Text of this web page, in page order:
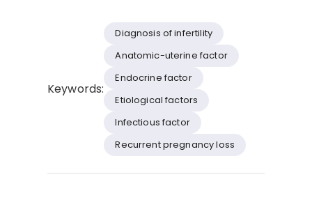
Keywords:
Diagnosis of infertility
Anatomic-uterine factor
Endocrine factor
Etiological factors
Infectious factor
Recurrent pregnancy loss